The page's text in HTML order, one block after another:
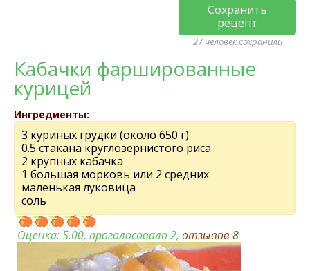
Сохранить
рецепт
27 человек сохранили
Кабачки фаршированные
курицей
Ингредиенты:
3 куриных грудки (около 650 г)
0.5 стакана круглозернистого риса
2 крупных кабачка
1 большая морковь или 2 средних
маленькая луковица
соль
Оценка:5.00, проголосовало 2, отзывов 8